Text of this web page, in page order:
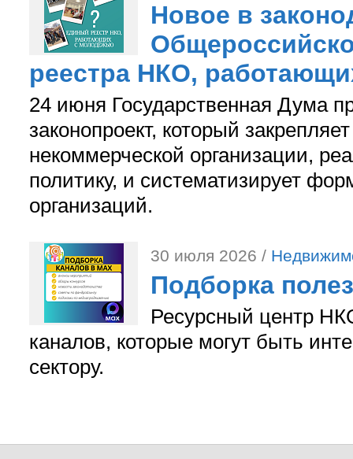
Новое в
реестра НКО,
24 июня Государственная Дума
законопроект, который
некоммерческой организации,
политику, и систематизирует
организаций.
30 июля 2026 /
Подборка
Ресурсный центр
каналов, которые могут быть
сектору.